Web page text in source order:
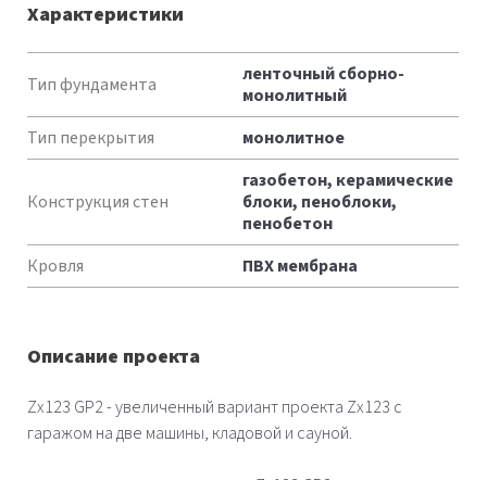
Характеристики
Тип фундамента
ленточный сборно-
монолитный
Тип перекрытия
монолитное
Конструкция стен
газобетон, керамические
блоки, пеноблоки,
пенобетон
Кровля
ПВХ мембрана
Описание проекта
Zx123 GP2 - увеличенный вариант проекта Zx123 с
гаражом на две машины, кладовой и сауной.